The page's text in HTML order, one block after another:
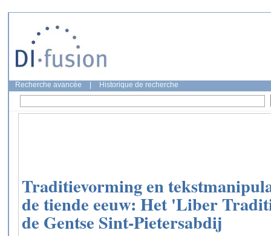
Recherche avancée Historique de recherche
Traditievorming en
de tiende eeuw: Het 'Liber
de Gentse Sint-Pietersabdij